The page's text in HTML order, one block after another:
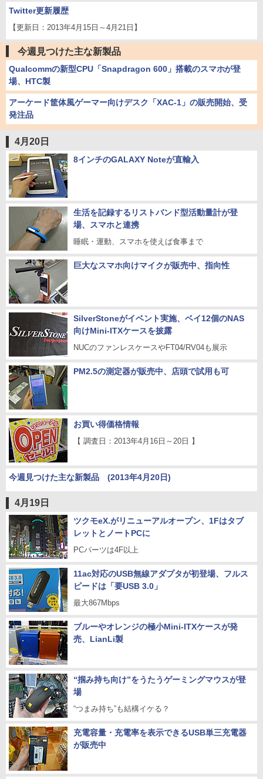
Twitter更新履歴
【更新日：2013年4月15日～4月21日】
今週見つけた主な新製品
Qualcommの新型CPU「Snapdragon 600」搭載のスマホが登
場、HTC製
アーケード筐体風ゲーマー向けデスク「XAC-1」の販売開始、受
発注品
4月20日
8インチのGALAXY Noteが直輸入
生活を記録するリストバンド型活動量計が登
場、スマホと連携
睡眠・運動、スマホを使えば食事まで
巨大なスマホ向けマイクが販売中、指向性
SilverStoneがイベント実施、ベイ12個のNAS
向けMini-ITXケースを披露
NUCのファンレスケースやFT04/RV04も展示
PM2.5の測定器が販売中、店頭で試用も可
お買い得価格情報
【 調査日：2013年4月16日～20日 】
今週見つけた主な新製品 (2013年4月20日)
4月19日
ツクモeX.がリニューアルオープン、1Fはタブ
レットとノートPCに
PCパーツは4F以上
11ac対応のUSB無線アダプタが初登場、フルス
ピードは「要USB 3.0」
最大867Mbps
ブルーやオレンジの極小Mini-ITXケースが発
売、LianLi製
“掴み持ち向け”をうたうゲーミングマウスが登
場
“つまみ持ち”も結構イケる？
充電容量・充電率を表示できるUSB単三充電器
が販売中